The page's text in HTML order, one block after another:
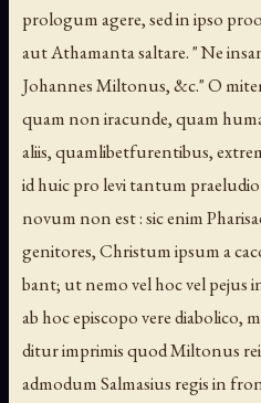
prologum agere, sed in ipso
aut Athamanta saltare. " Ne
Johannes Miltonus, &c." O
quam non iracunde, quam
aliis, quamlibetfurentibus,
id huic pro levi tantum
novum non est : sic enim
genitores, Christum ipsum a
bant; ut nemo vel hoc vel pejus
ab hoc episcopo vere diabolico,
ditur imprimis quod Miltonus
admodum Salmasius regis in